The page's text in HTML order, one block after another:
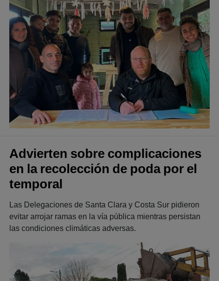
Advierten sobre complicaciones
en la recolección de poda por el
temporal
Las Delegaciones de Santa Clara y Costa Sur pidieron
evitar arrojar ramas en la vía pública mientras persistan
las condiciones climáticas adversas.